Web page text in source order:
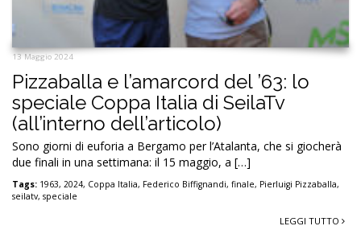
13 Maggio 2024
Pizzaballa e l’amarcord del ’63: lo
speciale Coppa Italia di SeilaTv
(all’interno dell’articolo)
Sono giorni di euforia a Bergamo per l’Atalanta, che si giocherà
due finali in una settimana: il 15 maggio, a […]
Tags: 1963, 2024, Coppa Italia, Federico Biffignandi, finale, Pierluigi Pizzaballa,
seilatv, speciale
LEGGI TUTTO